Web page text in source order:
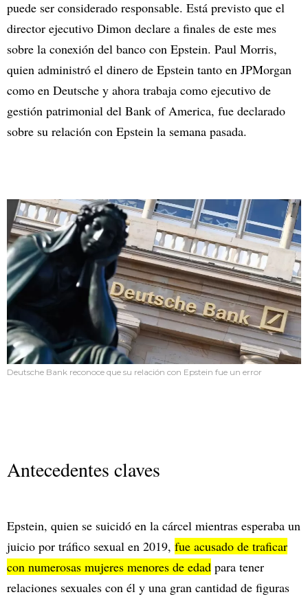
puede ser considerado responsable. Está previsto que el
director ejecutivo Dimon declare a finales de este mes
sobre la conexión del banco con Epstein. Paul Morris,
quien administró el dinero de Epstein tanto en JPMorgan
como en Deutsche y ahora trabaja como ejecutivo de
gestión patrimonial del Bank of America, fue declarado
sobre su relación con Epstein la semana pasada.
Deutsche Bank reconoce que su relación con Epstein fue un error
Antecedentes claves
Epstein, quien se suicidó en la cárcel mientras esperaba un
juicio por tráfico sexual en 2019, fue acusado de traficar
con numerosas mujeres menores de edad para tener
relaciones sexuales con él y una gran cantidad de figuras